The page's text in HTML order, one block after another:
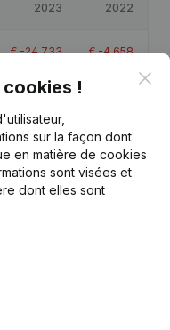
2023 2022
€-24 733 €-4 658
€-25 391
€-14 853 €-3 378
0,2
!
sur la façon dont
en matière de cookies
sont visées et
dont elles sont